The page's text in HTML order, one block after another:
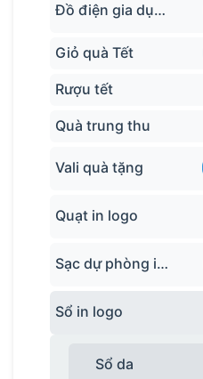
Đồ điện gia dụng in logo
Giỏ quà Tết
Rượu tết
Quà trung thu
Vali quà tặng
Quạt in logo
Sạc dự phòng in logo
Sổ in logo
Sổ da